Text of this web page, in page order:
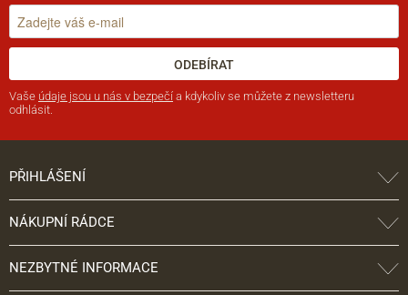
ODEBÍRAT
Vaše údaje jsou u nás v bezpečí a kdykoliv se můžete z newsletteru
odhlásit.
PŘIHLÁŠENÍ
NÁKUPNÍ RÁDCE
NEZBYTNÉ INFORMACE